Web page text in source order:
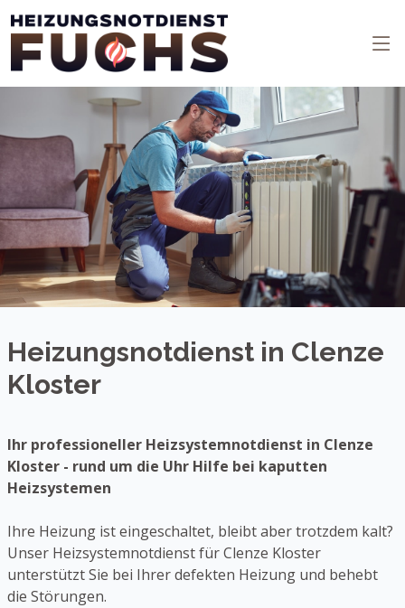
Heizungsnotdienst in Clenze
Kloster
Ihr professioneller Heizsystemnotdienst in Clenze
Kloster - rund um die Uhr Hilfe bei kaputten
Heizsystemen
Ihre Heizung ist eingeschaltet, bleibt aber trotzdem kalt?
Unser Heizsystemnotdienst für Clenze Kloster
unterstützt Sie bei Ihrer defekten Heizung und behebt
die Störungen.